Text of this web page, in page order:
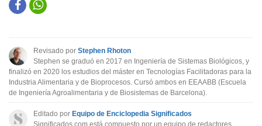
Este contenido contiene información incorrecta
Otro
Revisado por Stephen Rhoton
Stephen se graduó en 2017 en Ingeniería de Sistemas Biológicos, y
finalizó en 2020 los estudios del máster en Tecnologías Facilitadoras para la
Industria Alimentaria y de Bioprocesos. Cursó ambos en EEAABB (Escuela
de Ingeniería Agroalimentaria y de Biosistemas de Barcelona).
Editado por Equipo de Enciclopedia Significados
Significados.com está compuesto por un equipo de redactores